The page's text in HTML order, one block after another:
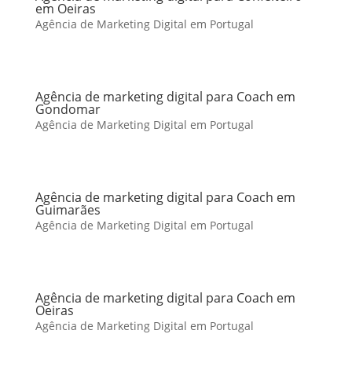
em Oeiras
Agência de Marketing Digital em Portugal
Agência de marketing digital para Coach em
Gondomar
Agência de Marketing Digital em Portugal
Agência de marketing digital para Coach em
Guimarães
Agência de Marketing Digital em Portugal
Agência de marketing digital para Coach em
Oeiras
Agência de Marketing Digital em Portugal